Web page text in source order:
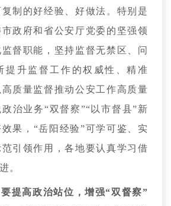
制的好经验、好做法。特别是
政府和省公安厅党委的坚强领
督职能，坚持监督无禁区、问
提升监督工作的权威性、精准
质量监督推动公安工作高质量
治业务“双督察”“以市督县”新
果，“岳阳经验”可学可鉴、实
引领作用，各地要认真学习借
。
要提高政治站位，增强“双督察”